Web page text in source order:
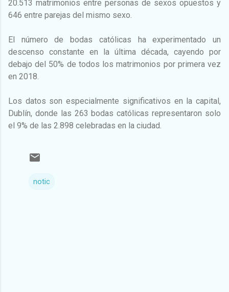
20.513 matrimonios entre personas de sexos opuestos y
646 entre parejas del mismo sexo.
El número de bodas católicas ha experimentado un
descenso constante en la última década, cayendo por
debajo del 50% de todos los matrimonios por primera vez
en 2018.
Los datos son especialmente significativos en la capital,
Dublín, donde las 263 bodas católicas representaron solo
el 9% de las 2.898 celebradas en la ciudad.
notic